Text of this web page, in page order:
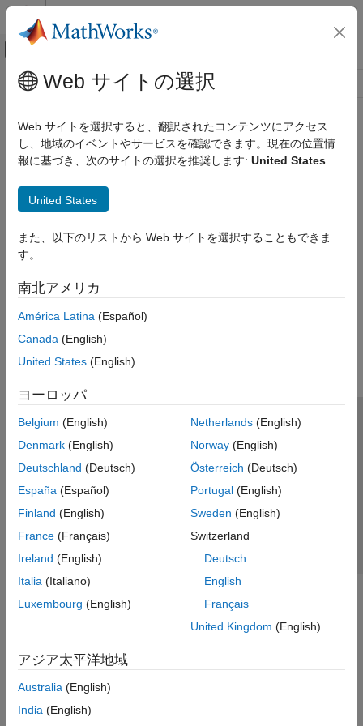
コンテンツへスキップ
オフキャンバス ナビゲーション メ
リソース
ステータス
メインコンテンツ
Web サイトの選択
Web サイトを選択すると、翻訳されたコンテンツにアクセス
し、地域のイベントやサービスを確認できます。現在の位置情
報に基づき、次のサイトの選択を推奨します: United States
United States
また、以下のリストから Web サイトを選択することもできま
す。
南北アメリカ
América Latina (Español)
Canada (English)
United States (English)
ヨーロッパ
Belgium (English)
Denmark (English)
Deutschland (Deutsch)
España (Español)
Finland (English)
France (Français)
Ireland (English)
Italia (Italiano)
Luxembourg (English)
Netherlands(English)
Norway(English)
Österreich (Deutsch)
Portugal(English)
Sweden (English)
Switzerland
Deutsch
English
Français
United Kingdom (English)
アジア太平洋地域
Australia (English)
India (English)
トラストセンター
プライバシー ポリシー
違法コピー防止
アプリケーション ステータス
© 1994-2026 The MathWorks, Inc.